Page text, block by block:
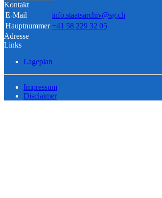
Kontakt
E-Mail
info.staatsarchiv@sg.ch
Hauptnummer +41 58 229 32 05
Adresse
Links
Lageplan
Impressum
Disclaimer